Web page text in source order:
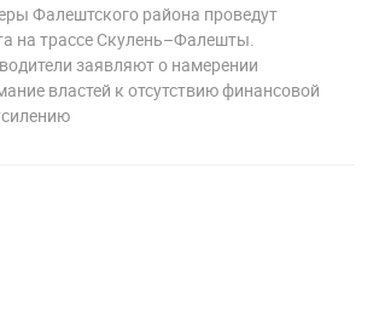
Фалештского района проведут
на трассе Скулень–Фалешты.
заявляют о намерении
властей к отсутствию финансовой